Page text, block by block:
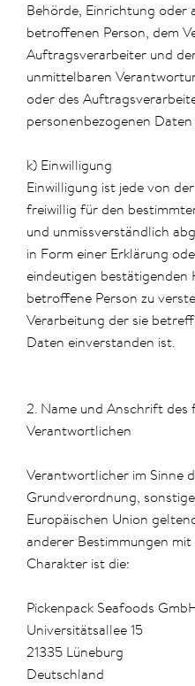
Behörde, Einrichtung oder
betroffenen Person, dem
Auftragsverarbeiter und
unmittelbaren
oder des
personenbezogenen
k) Einwilligung
Einwilligung ist jede von
freiwillig für den
und unmissverständlich
in Form einer Erklärung
eindeutigen bestätigenden
betroffene Person zu
Verarbeitung der sie
Daten einverstanden ist.
2. Name und Anschrift des
Verantwortlichen
Verantwortlicher im Sinne
Grundverordnung,
Europäischen Union
anderer Bestimmungen
Charakter ist die:
Pickenpack Seafoods
Universitätsallee 15
21335 Lüneburg
Deutschland